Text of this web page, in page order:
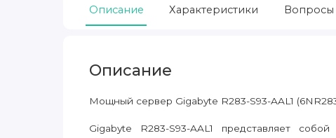
Описание Характеристики Вопросы
Описание
Мощный сервер Gigabyte R283-S93-AAL1
Gigabyte R283-S93-AAL1 представляет